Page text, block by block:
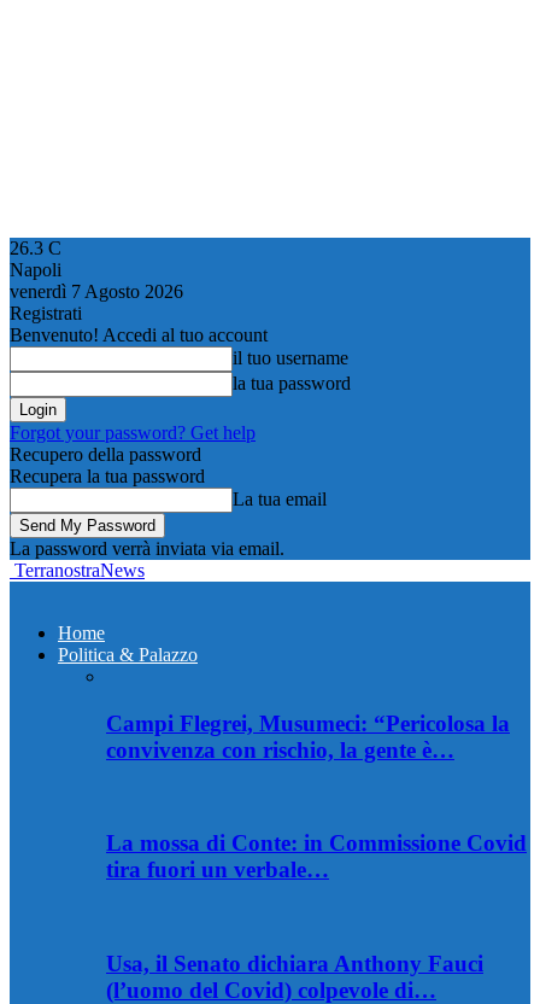
26.3 C
Napoli
venerdì 7 Agosto 2026
Registrati
Benvenuto! Accedi al tuo account
il tuo username
la tua password
Forgot your password? Get help
Recupero della password
Recupera la tua password
La tua email
La password verrà inviata via email.
TerranostraNews
Home
Politica & Palazzo
Campi Flegrei, Musumeci: “Pericolosa la
convivenza con rischio, la gente è…
La mossa di Conte: in Commissione Covid
tira fuori un verbale…
Usa, il Senato dichiara Anthony Fauci
(l’uomo del Covid) colpevole di…